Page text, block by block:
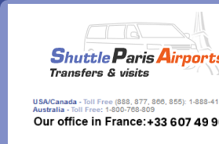
Aller
contenu